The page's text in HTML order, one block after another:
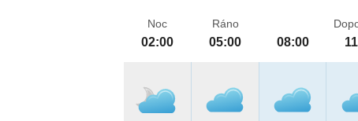
Noc
02:00
Ráno
05:00 08:00